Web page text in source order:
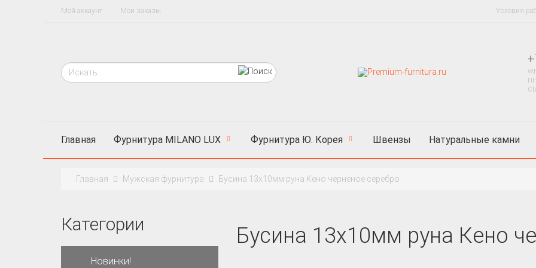
Мой аккаунт Мои заказы Условия
Главная Фурнитура MILANO LUX Фурнитура Ю. Корея Швензы Натуральные камни
Главная Мужская фурнитура Бусина 13х10мм руна Кено черненое серебро
Бусина 13х10мм руна Кено
Категории
Новинки!